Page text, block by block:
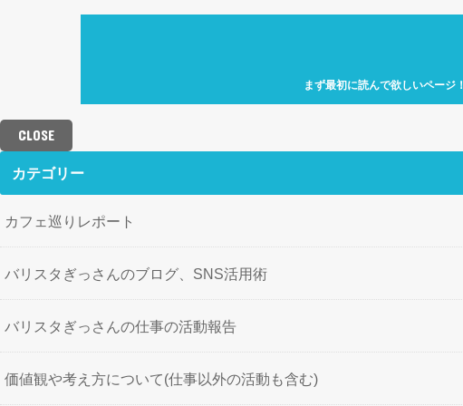
まず最初に読んで欲しいページ！
CLOSE
カテゴリー
カフェ巡りレポート
バリスタぎっさんのブログ、SNS活用術
バリスタぎっさんの仕事の活動報告
価値観や考え方について(仕事以外の活動も含む)